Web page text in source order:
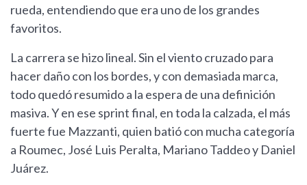
rueda, entendiendo que era uno de los grandes
favoritos.
La carrera se hizo lineal. Sin el viento cruzado para
hacer daño con los bordes, y con demasiada marca,
todo quedó resumido a la espera de una definición
masiva. Y en ese sprint final, en toda la calzada, el más
fuerte fue Mazzanti, quien batió con mucha categoría
a Roumec, José Luis Peralta, Mariano Taddeo y Daniel
Juárez.